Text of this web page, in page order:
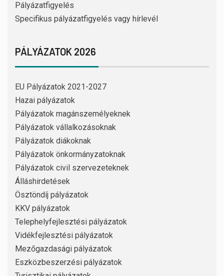
Pályázatfigyelés
Specifikus pályázatfigyelés vagy hírlevél
PÁLYÁZATOK 2026
EU Pályázatok 2021-2027
Hazai pályázatok
Pályázatok magánszemélyeknek
Pályázatok vállalkozásoknak
Pályázatok diákoknak
Pályázatok önkormányzatoknak
Pályázatok civil szervezeteknek
Álláshirdetések
Ösztöndíj pályázatok
KKV pályázatok
Telephelyfejlesztési pályázatok
Vidékfejlesztési pályázatok
Mezőgazdasági pályázatok
Eszközbeszerzési pályázatok